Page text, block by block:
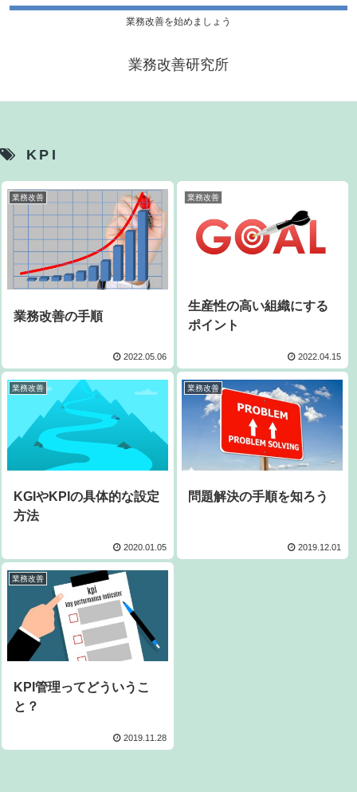
業務改善を始めましょう
業務改善研究所
KPI
業務改善
業務改善の手順
2022.05.06
業務改善
生産性の高い組織にする
ポイント
2022.04.15
業務改善
KGIやKPIの具体的な設定
方法
2020.01.05
業務改善
問題解決の手順を知ろう
2019.12.01
業務改善
KPI管理ってどういうこ
と？
2019.11.28